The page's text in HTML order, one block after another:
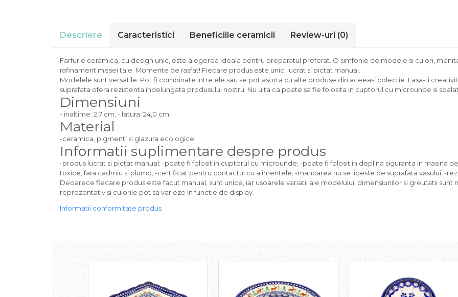
Descriere Caracteristici Beneficiile ceramicii Review-uri (0)
Farfurie ceramica, cu design unic, este alegerea ideala pentru preparatul preferat. O simfonie de modele si culori,
rafinament mesei tale. Momente de rasfat! Fiecare produs este unic, lucrat si pictat manual.
Modelele sunt versatile. Pot fi combinate intre ele sau se pot asorta cu alte produse din aceeasi colectie. Lasa-ti
suprafata ofera rezistenta indelungata produsului nostru. Nu uita ca poate sa fie folosita in cuptorul cu microunde si
Dimensiuni
- inaltime: 2,7 cm; - latura: 24,0 cm;
Material
-ceramica, pigmenti si glazura ecologice;
Informatii suplimentare despre produs
-produs lucrat si pictat manual; -poate fi folosit in cuptorul cu microunde; -poate fi folosit in deplina siguranta in masina
toxice, fara cadmiu si plumb; -certificat pentru contactul cu alimentele; -mancarea nu se lipeste de suprafata vasului; -
Deoarece fiecare produs este facut manual, sunt unice, iar usoarele variatii ale modelului, dimensiunilor si greutatii sunt
reprezentativ si culorile pot sa varieze in functie de display.
Informatii conformitate produs